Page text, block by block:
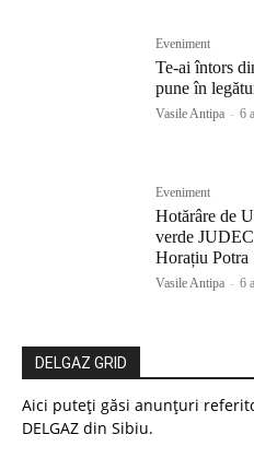
Eveniment
Te-ai întors
pune în
Vasile Antipa - 6
Eveniment
Hotărâre de
verde
Horațiu Potra
Vasile Antipa - 6
DELGAZ GRID
Aici puteți găsi anunțuri
DELGAZ din Sibiu.